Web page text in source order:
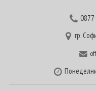
0877
гр.